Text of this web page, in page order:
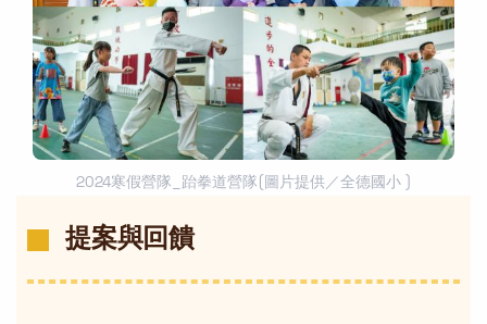
2024寒假營隊_跆拳道營隊(圖片提供／全德國小 )
提案與回饋